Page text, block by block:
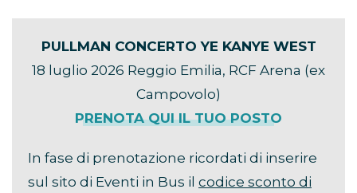
PULLMAN CONCERTO YE KANYE WEST
18 luglio 2026 Reggio Emilia, RCF Arena (ex
Campovolo)
PRENOTA QUI IL TUO POSTO
In fase di prenotazione ricordati di inserire
sul sito di Eventi in Bus il codice sconto di